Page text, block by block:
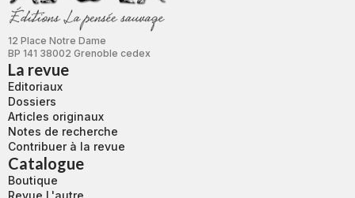
12 Place Notre Dame
BP 141 38002 Grenoble cedex
La revue
Editoriaux
Dossiers
Articles originaux
Notes de recherche
Contribuer à la revue
Catalogue
Boutique
Revue L'autre